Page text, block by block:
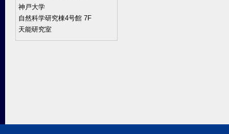
神戸大学
自然科学研究棟4号館 7F
天能研究室